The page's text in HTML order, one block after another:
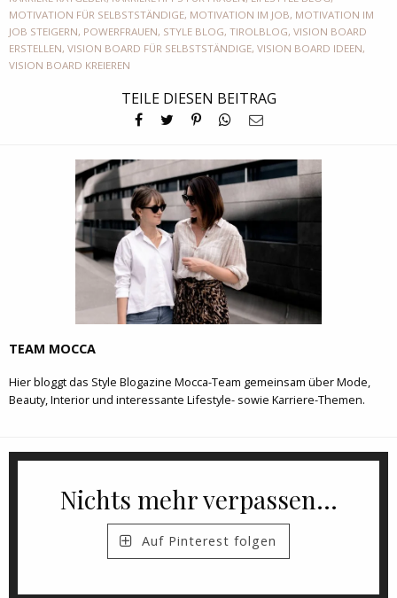
MOTIVATION FÜR SELBSTSTÄNDIGE, MOTIVATION IM JOB, MOTIVATION IM
JOB STEIGERN, POWERFRAUEN, STYLE BLOG, TIROLBLOG, VISION BOARD
ERSTELLEN, VISION BOARD FÜR SELBSTSTÄNDIGE, VISION BOARD IDEEN,
VISION BOARD KREIEREN
TEILE DIESEN BEITRAG
TEAM MOCCA
Hier bloggt das Style Blogazine Mocca-Team gemeinsam über Mode,
Beauty, Interior und interessante Lifestyle- sowie Karriere-Themen.
Nichts mehr verpassen...
Auf Pinterest folgen